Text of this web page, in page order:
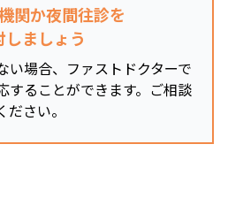
関か夜間往診を
しましょう
い場合、ファストドクターで
することができます。ご相談
ださい。